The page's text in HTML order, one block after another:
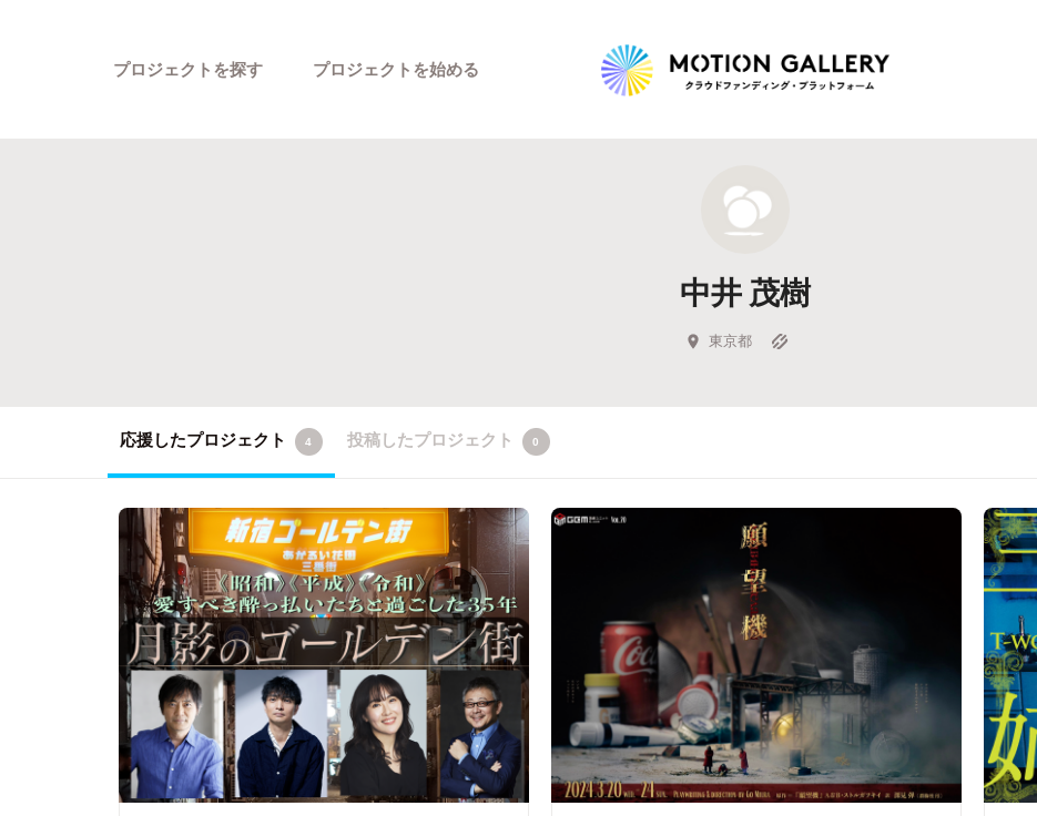
プロジェクトを探す
新着プロジェクト
Feature
キュレーターから探す
プロジェクトを始める
中井 茂樹
東京都
応援したプロジェクト 4 投稿したプロジェクト 0